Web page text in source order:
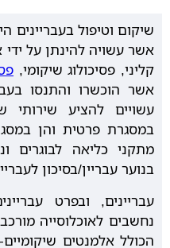
שיקום וטיפול בעבריינים
אשר עשויה להינתן על ידי
קליני, פסיכולוג שיקומי,
אשר הוכשרו והתנסו
עשויים להציע שירותי
במסגרת פרטית והן
מתקני כליאה לבוגרים
בנוער עבריין/בסיכון
עבריינים, ובפרט
נחשבים לאוכלוסייה
הכולל אלמנטים